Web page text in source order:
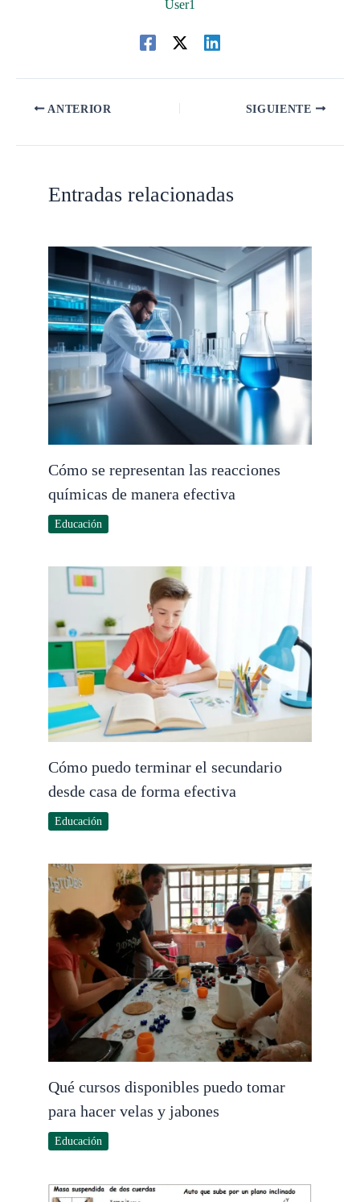
User1
ANTERIOR SIGUIENTE
Entradas relacionadas
Cómo se representan las reacciones
químicas de manera efectiva
Educación
Cómo puedo terminar el secundario
desde casa de forma efectiva
Educación
Qué cursos disponibles puedo tomar
para hacer velas y jabones
Educación